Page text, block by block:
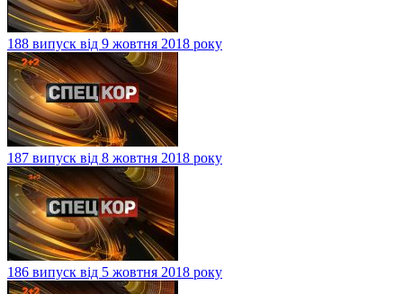
188 випуск від 9 жовтня 2018 року
187 випуск від 8 жовтня 2018 року
186 випуск від 5 жовтня 2018 року